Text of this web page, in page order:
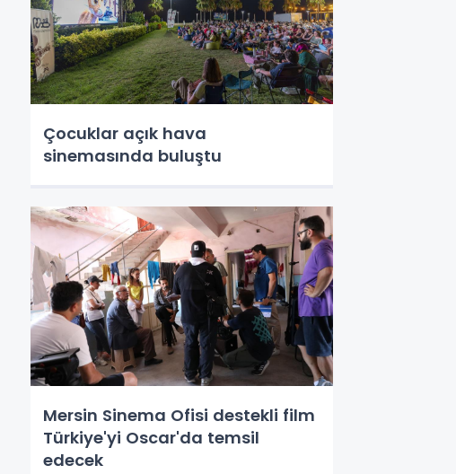
Çocuklar açık hava
sinemasında buluştu
Mersin Sinema Ofisi destekli film
Türkiye'yi Oscar'da temsil
edecek